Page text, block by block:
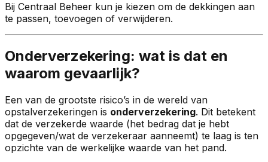
Bij Centraal Beheer kun je kiezen om de dekkingen aan
te passen, toevoegen of verwijderen.
Onderverzekering: wat is dat en
waarom gevaarlijk?
Een van de grootste risico’s in de wereld van
opstalverzekeringen is onderverzekering. Dit betekent
dat de verzekerde waarde (het bedrag dat je hebt
opgegeven/wat de verzekeraar aanneemt) te laag is ten
opzichte van de werkelijke waarde van het pand.